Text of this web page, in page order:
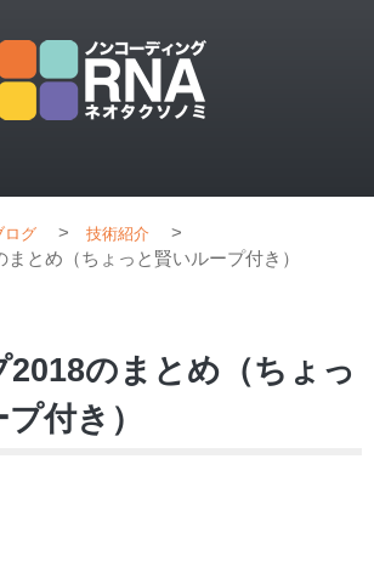
紹介
ログ > 技術紹介
>
とめ（ちょっと賢いループ付き）
のまとめ（ちょっ
付き）